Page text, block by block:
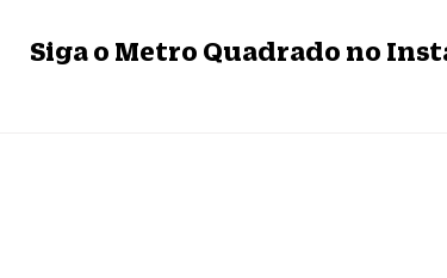
Siga o Metro Quadrado no